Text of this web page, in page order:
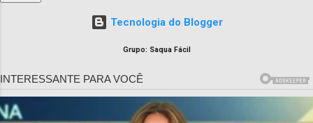
Tecnologia do Blogger
Grupo: Saqua Fácil